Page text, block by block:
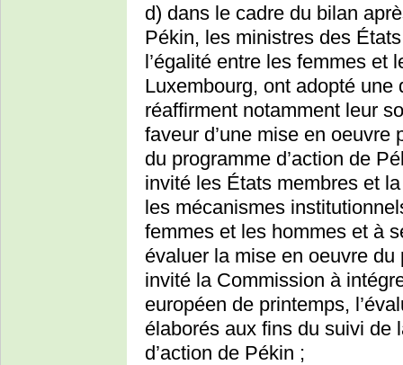
d) dans le cadre du bilan
Pékin, les ministres des
l’égalité entre les femmes et
Luxembourg, ont adopté
réaffirment notamment leur
faveur d’une mise en
du programme d’action de
invité les États membres et
les mécanismes
femmes et les hommes et à
évaluer la mise en oeuvre du
invité la Commission à
européen de printemps,
élaborés aux fins du suivi de
d’action de Pékin ;